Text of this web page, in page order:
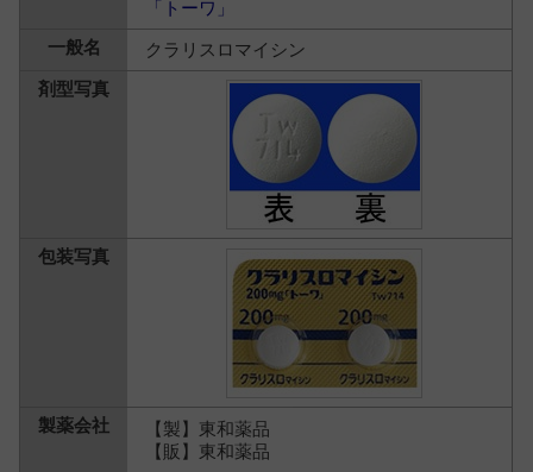
「トーワ」
クラリスロマイシン
【製】東和薬品
【販】東和薬品